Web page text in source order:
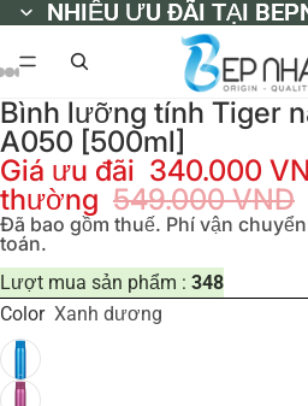
NHIỀU ƯU ĐÃI TẠI
NHIỀU ƯU ĐÃI TẠI
Bình lưỡng tính Tiger
A050 [500ml]
Giá ưu đãi 340.000
thường 549.000 VND
Đã bao gồm thuế. Phí vận
toán.
Lượt mua sản phẩm : 348
Color Xanh dương